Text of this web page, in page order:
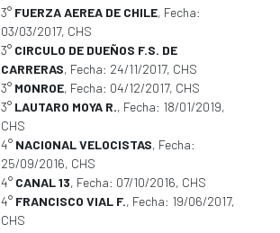
3° FUERZA AEREA DE CHILE, Fecha:
03/03/2017, CHS
3° CIRCULO DE DUEÑOS F.S. DE
CARRERAS, Fecha: 24/11/2017, CHS
3° MONROE, Fecha: 04/12/2017, CHS
3° LAUTARO MOYA R., Fecha: 18/01/2019,
CHS
4° NACIONAL VELOCISTAS, Fecha:
25/09/2016, CHS
4° CANAL 13, Fecha: 07/10/2016, CHS
4° FRANCISCO VIAL F., Fecha: 19/06/2017,
CHS